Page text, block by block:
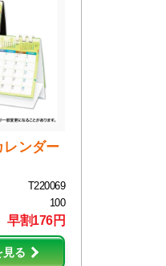
レンダー
T220069
100
早割176円
見る